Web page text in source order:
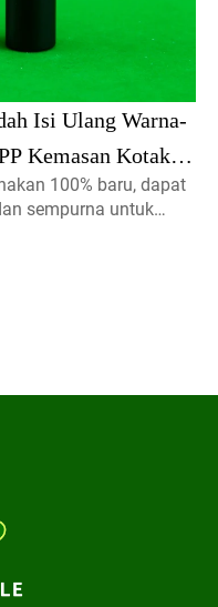
Isi Ulang Warna-
Kemasan Kotak
100% baru, dapat
sempurna untuk